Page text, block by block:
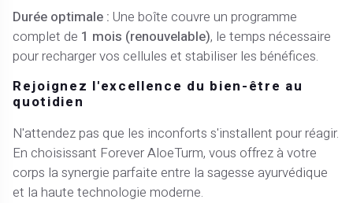
Durée optimale : Une boîte couvre un programme
complet de 1 mois (renouvelable), le temps nécessaire
pour recharger vos cellules et stabiliser les bénéfices.
Rejoignez l'excellence du bien-être au
quotidien
N'attendez pas que les inconforts s'installent pour réagir.
En choisissant Forever AloeTurm, vous offrez à votre
corps la synergie parfaite entre la sagesse ayurvédique
et la haute technologie moderne.